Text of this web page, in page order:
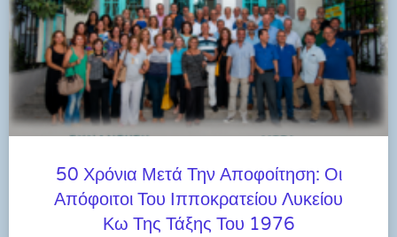
50 Χρόνια Μετά Την Αποφοίτηση: Οι
Απόφοιτοι Του Ιπποκρατείου Λυκείου
Κω Της Τάξης Του 1976